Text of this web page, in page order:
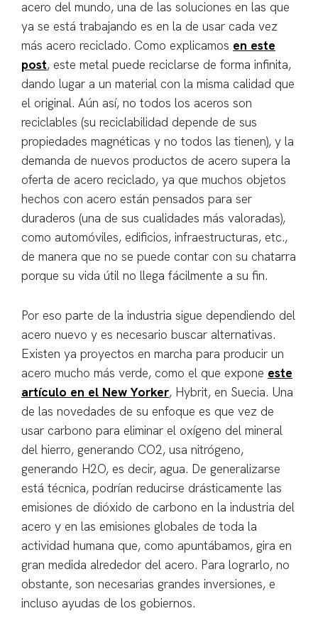
acero del mundo, una de las soluciones en las que
ya se está trabajando es en la de usar cada vez
más acero reciclado. Como explicamos en este
post, este metal puede reciclarse de forma infinita,
dando lugar a un material con la misma calidad que
el original. Aún así, no todos los aceros son
reciclables (su reciclabilidad depende de sus
propiedades magnéticas y no todos las tienen), y la
demanda de nuevos productos de acero supera la
oferta de acero reciclado, ya que muchos objetos
hechos con acero están pensados para ser
duraderos (una de sus cualidades más valoradas),
como automóviles, edificios, infraestructuras, etc.,
de manera que no se puede contar con su chatarra
porque su vida útil no llega fácilmente a su fin.
Por eso parte de la industria sigue dependiendo del
acero nuevo y es necesario buscar alternativas.
Existen ya proyectos en marcha para producir un
acero mucho más verde, como el que expone este
artículo en el New Yorker, Hybrit, en Suecia. Una
de las novedades de su enfoque es que vez de
usar carbono para eliminar el oxígeno del mineral
del hierro, generando CO2, usa nitrógeno,
generando H2O, es decir, agua. De generalizarse
está técnica, podrían reducirse drásticamente las
emisiones de dióxido de carbono en la industria del
acero y en las emisiones globales de toda la
actividad humana que, como apuntábamos, gira en
gran medida alrededor del acero. Para lograrlo, no
obstante, son necesarias grandes inversiones, e
incluso ayudas de los gobiernos.